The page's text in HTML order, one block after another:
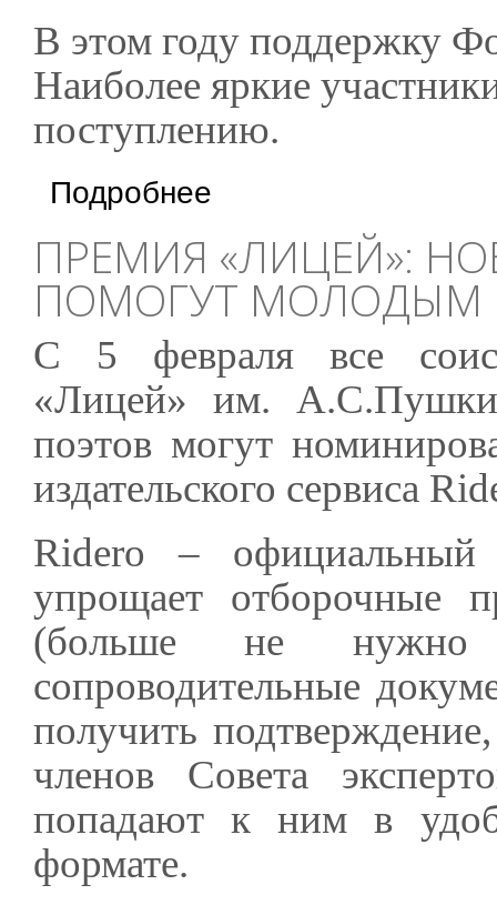
В этом году поддержку
Наиболее яркие
поступлению.
Подробнее
ПРЕМИЯ «ЛИЦЕЙ»:
ПОМОГУТ МОЛОДЫМ
С 5 февраля все
«Лицей» им.
поэтов могут
издательского сервиса
Ridero –
упрощает отборочные
(больше не нужно
сопроводительные
получить
членов Совета
попадают к ним в
формате.